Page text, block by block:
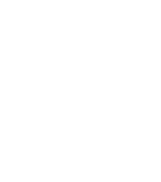
望であれば、お電話
よりお待ちしており
＿＿＿＿＿＿＿＿＿
＿＿＿＿＿＿＿＿＿マ
新丸子店住所 神奈
イツ佐藤 １F（新丸
５５-４０４０
す☆13：30～20：10
のご希望であれば、
はコチラ＿＿＿＿＿＿
＿＿＿＿＿＿＿＿＿＿
うに気持ち良い！
中原区新丸子町７５
２分）電話番号 ０